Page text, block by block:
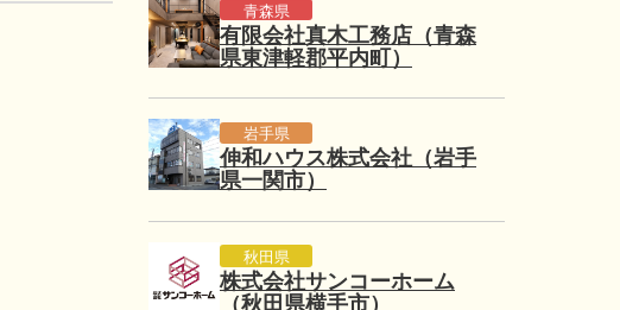
青森県
有限会社真木工務店（青森
県東津軽郡平内町）
岩手県
伸和ハウス株式会社（岩手
県一関市）
秋田県
株式会社サンコーホーム
（秋田県横手市）